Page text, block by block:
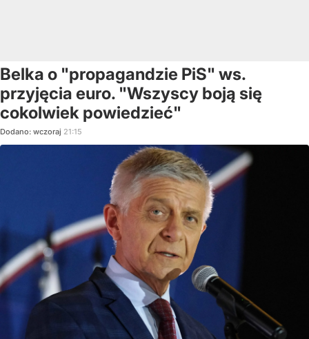
Belka o "propagandzie PiS" ws.
przyjęcia euro. "Wszyscy boją się
cokolwiek powiedzieć"
Dodano: wczoraj 21:15